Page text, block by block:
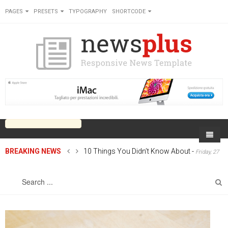
PAGES PRESETS TYPOGRAPHY SHORTCODE
On Newsplus
Sports
BREAKING NEWS 10 Things You Didn’t Know About- Friday, 27